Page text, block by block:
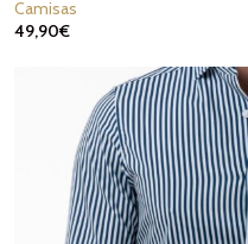
Camisas
49,90€